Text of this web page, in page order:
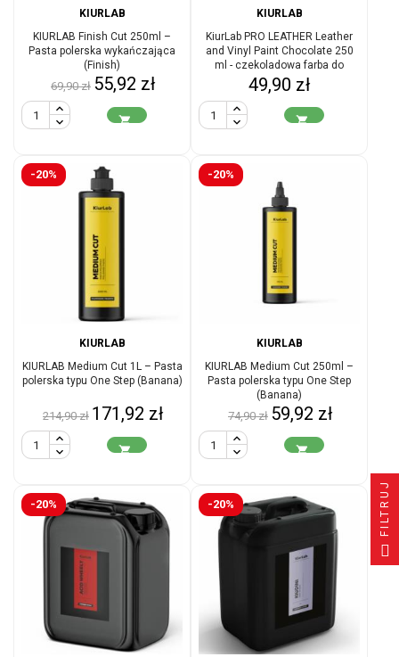
KIURLAB
KIURLAB Finish Cut 250ml –
Pasta polerska wykańczająca
(Finish)
Cena
podstawowa
69,90 zł Cena
55,92 zł

KIURLAB
KiurLab PRO LEATHER Leather
and Vinyl Paint Chocolate 250
ml - czekoladowa farba do
renowacji skóry i winylu
Cena
49,90 zł

-20%
KIURLAB
KIURLAB Medium Cut 1L – Pasta
polerska typu One Step (Banana)
Cena
podstawowa
214,90 zł Cena
171,92 zł

-20%
KIURLAB
KIURLAB Medium Cut 250ml –
Pasta polerska typu One Step
(Banana)
Cena
podstawowa
74,90 zł Cena
59,92 zł

-20% -20% FILTRUJ